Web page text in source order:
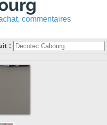
commentaires
: